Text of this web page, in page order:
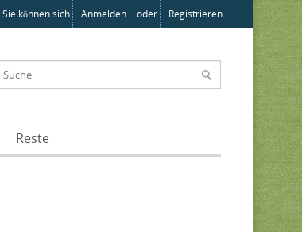
Sie können sich Anmelden oder Registrieren .
Reste